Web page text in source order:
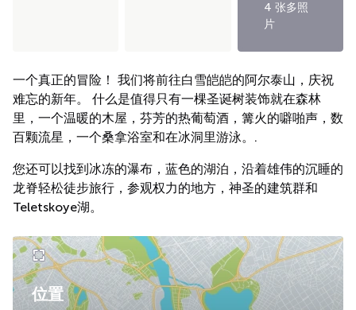
4 张多照
片
一个真正的冒险！ 我们将前往白雪皑皑的阿尔泰山，庆祝
难忘的新年。 什么是值得只有一棵圣诞树装饰就在森林
里，一个温暖的木屋，芬芳的热葡萄酒，篝火的噼啪声，数
百颗流星，一个桑拿浴室和在冰洞里游泳。.
您还可以找到冰冻的瀑布，蓝色的湖泊，沿着雄伟的沉睡的
龙脊轻松徒步旅行，参观权力的地方，神圣的建筑群和
Teletskoye湖。
位置